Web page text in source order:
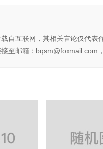
载自互联网，其相关言论仅代
至邮箱：bqsm@foxmail.com